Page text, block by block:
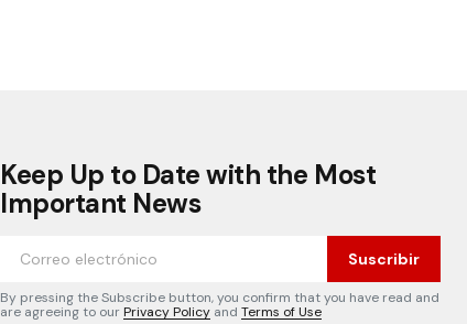
Keep Up to Date with the Most
Important News
Suscribir
By pressing the Subscribe button, you confirm that you have read and
are agreeing to ourPrivacy Policy and Terms of Use